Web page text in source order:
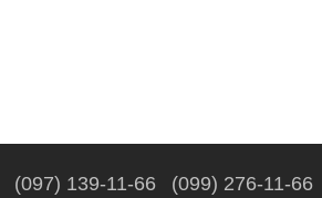
(097) 139-11-66 (099) 276-11-66